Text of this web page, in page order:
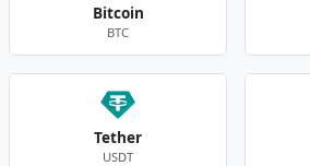
Bitcoin
BTC
Tether
USDT